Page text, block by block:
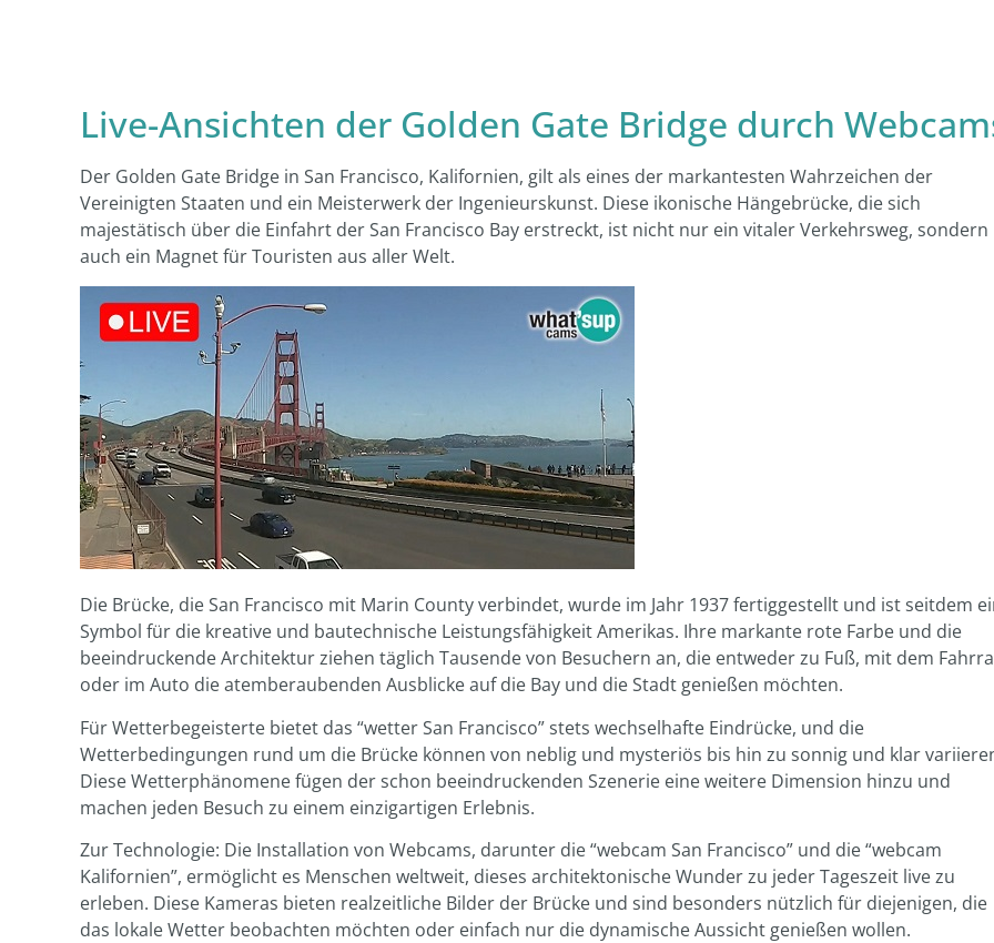
Live-Ansichten der Golden Gate Bridge durch
Der Golden Gate Bridge in San Francisco, Kalifornien, gilt als eines der markantesten Wahrzeichen der
Vereinigten Staaten und ein Meisterwerk der Ingenieurskunst. Diese ikonische Hängebrücke, die sich
majestätisch über die Einfahrt der San Francisco Bay erstreckt, ist nicht nur ein vitaler Verkehrsweg, sondern
auch ein Magnet für Touristen aus aller Welt.
Die Brücke, die San Francisco mit Marin County verbindet, wurde im Jahr 1937 fertiggestellt und ist seitdem
Symbol für die kreative und bautechnische Leistungsfähigkeit Amerikas. Ihre markante rote Farbe und die
beeindruckende Architektur ziehen täglich Tausende von Besuchern an, die entweder zu Fuß, mit dem
oder im Auto die atemberaubenden Ausblicke auf die Bay und die Stadt genießen möchten.
Für Wetterbegeisterte bietet das “wetter San Francisco” stets wechselhafte Eindrücke, und die
Wetterbedingungen rund um die Brücke können von neblig und mysteriös bis hin zu sonnig und klar
Diese Wetterphänomene fügen der schon beeindruckenden Szenerie eine weitere Dimension hinzu und
machen jeden Besuch zu einem einzigartigen Erlebnis.
Zur Technologie: Die Installation von Webcams, darunter die “webcam San Francisco” und die “webcam
Kalifornien”, ermöglicht es Menschen weltweit, dieses architektonische Wunder zu jeder Tageszeit live zu
erleben. Diese Kameras bieten realzeitliche Bilder der Brücke und sind besonders nützlich für diejenigen, die
das lokale Wetter beobachten möchten oder einfach nur die dynamische Aussicht genießen wollen.